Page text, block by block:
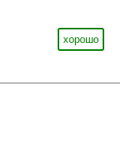
хорошо